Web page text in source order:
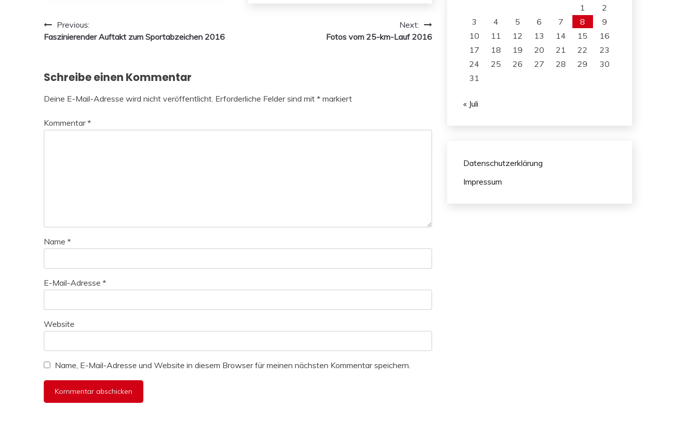
Beitragsnavigation
Previous:
Faszinierender Auftakt zum Sportabzeichen 2016
Next:
Fotos vom 25-km-Lauf 2016
Schreibe einen Kommentar
Deine E-Mail-Adresse wird nicht veröffentlicht. Erforderliche Felder sind mit * markiert
Kommentar*
Name *
E-Mail-Adresse *
Website
Name, E-Mail-Adresse und Website in diesem Browser für meinen nächsten Kommentar speichern.
1
2
3
4 5 6 7 8
9
10
11 12 13 14 15
16
17
18 19 20 21 22
23
24
25 26 27 28 29
30
31
« Juli
Datenschutzerklärung
Impressum